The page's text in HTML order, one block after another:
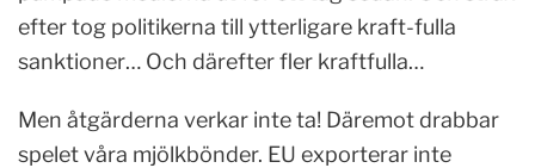
efter tog politikerna till ytterligare kraft-fulla
sanktioner… Och därefter fler kraftfulla…
Men åtgärderna verkar inte ta! Däremot drabbar
spelet våra mjölkbönder. EU exporterar inte